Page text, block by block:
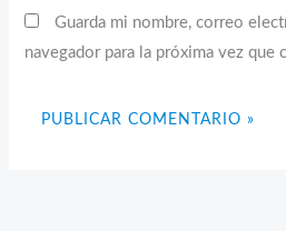
Guarda mi nombre, correo
navegador para la próxima vez que